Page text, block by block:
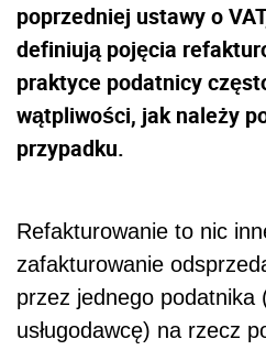
poprzedniej ustawy o
definiują pojęcia
praktyce podatnicy
wątpliwości, jak należy
przypadku.
Refakturowanie to nic
zafakturowanie
przez jednego podatnika
usługodawcę) na rzecz